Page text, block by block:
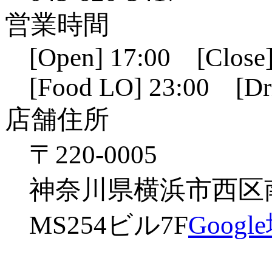
営業時間
[Open] 17:00
[Food LO] 23:00
店舗住所
〒220-0005
神奈川県横浜市西区
MS254ビル7F